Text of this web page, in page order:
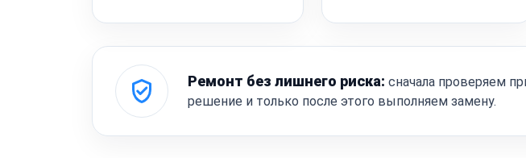
Ремонт без лишнего риска: сначала проверяем
решение и только после этого выполняем замену.